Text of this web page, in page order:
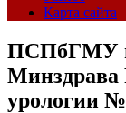
Карта сайта
ПСПбГМУ
Минздрава
урологии